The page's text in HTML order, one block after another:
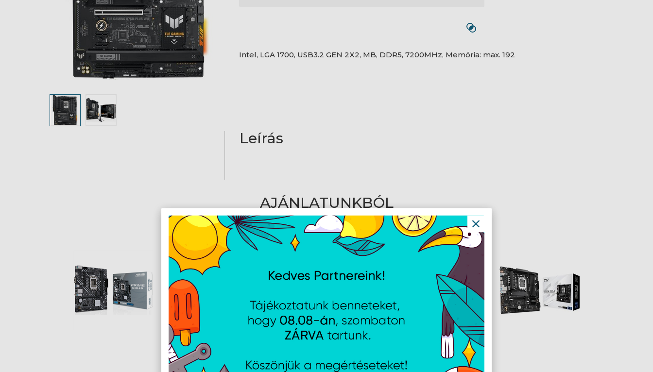
Intel, LGA 1700, USB3.2 GEN 2X2, MB, DDR5, 7200MHz, Memória: max. 192
Leírás
AJÁNLATUNKBÓL